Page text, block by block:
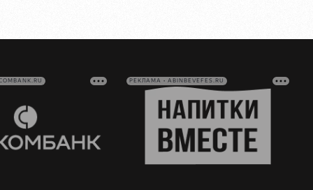
РЕКЛАМА • ABINBEVEFES.RU